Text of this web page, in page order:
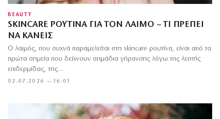
BEAUTY
SKINCARE ΡΟΥΤΊΝΑ ΓΙΑ ΤΟΝ ΛΑΙΜΌ – ΤΙ ΠΡΈΠΕΙ
ΝΑ ΚΆΝΕΙΣ
02.07.2026 — 16:01
Ο λαιμός, που συχνά παραμελείται στη skincare ρουτίνα, είναι από τα
πρώτα σημεία που δείχνουν σημάδια γήρανσης λόγω της λεπτής
επιδερμίδας, της…